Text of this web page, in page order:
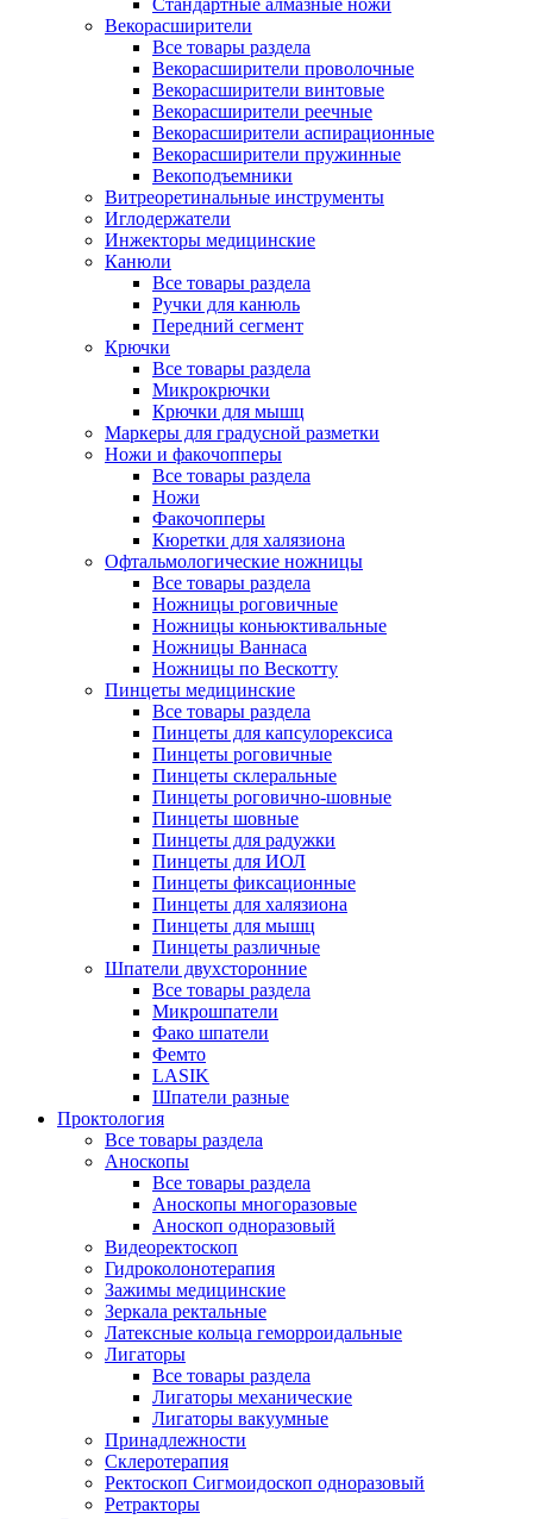
Векорасширители
Все товары раздела
Векорасширители проволочные
Векорасширители винтовые
Векорасширители реечные
Векорасширители аспирационные
Векорасширители пружинные
Векоподъемники
Витреоретинальные инструменты
Иглодержатели
Инжекторы медицинские
Канюли
Все товары раздела
Ручки для канюль
Передний сегмент
Крючки
Все товары раздела
Микрокрючки
Крючки для мышц
Маркеры для градусной разметки
Ножи и факочопперы
Все товары раздела
Ножи
Факочопперы
Кюретки для халязиона
Офтальмологические ножницы
Все товары раздела
Ножницы роговичные
Ножницы коньюктивальные
Ножницы Ваннаса
Ножницы по Вескотту
Пинцеты медицинские
Все товары раздела
Пинцеты для капсулорексиса
Пинцеты роговичные
Пинцеты склеральные
Пинцеты роговично-шовные
Пинцеты шовные
Пинцеты для радужки
Пинцеты для ИОЛ
Пинцеты фиксационные
Пинцеты для халязиона
Пинцеты для мышц
Пинцеты различные
Шпатели двухсторонние
Все товары раздела
Микрошпатели
Фако шпатели
Фемто
LASIK
Шпатели разные
Проктология
Все товары раздела
Аноскопы
Все товары раздела
Аноскопы многоразовые
Аноскоп одноразовый
Видеоректоскоп
Гидроколонотерапия
Зажимы медицинские
Зеркала ректальные
Латексные кольца геморроидальные
Лигаторы
Все товары раздела
Лигаторы механические
Лигаторы вакуумные
Принадлежности
Склеротерапия
Ректоскоп Сигмоидоскоп одноразовый
Ретракторы